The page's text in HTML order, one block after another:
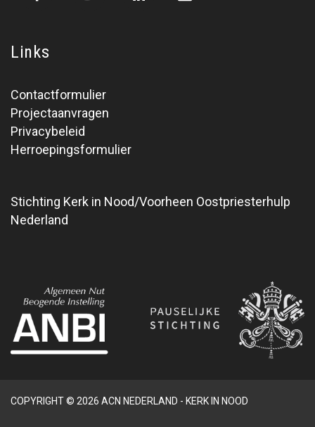
Links
Contactformulier
Projectaanvragen
Privacybeleid
Herroepingsformulier
Stichting Kerk in Nood/Voorheen Oostpriesterhulp
Nederland
COPYRIGHT © 2026 ACN NEDERLAND - KERK IN NOOD